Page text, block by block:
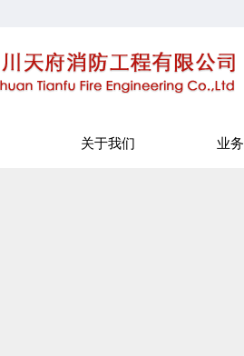
关于我们 业